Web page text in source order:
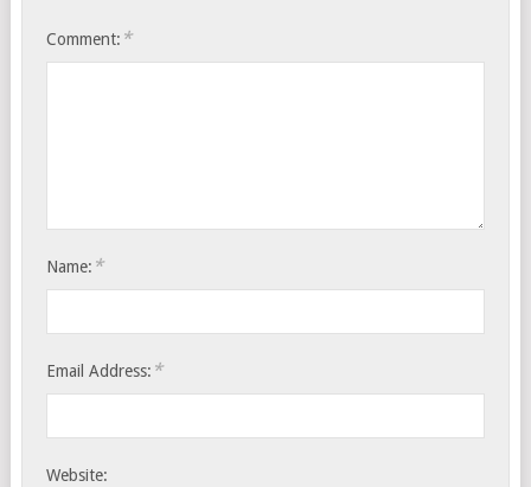
Comment: *
Name: *
Email Address: *
Website: